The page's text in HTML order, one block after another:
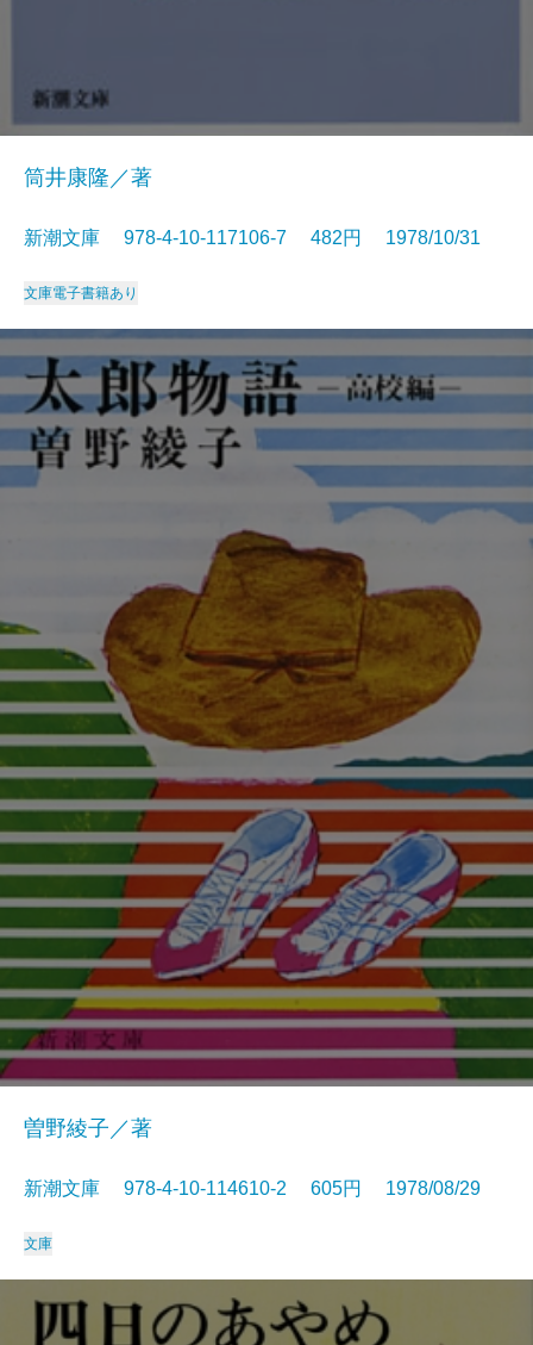
筒井康隆／著
新潮文庫 978-4-10-117106-7 482円 1978/10/31
文庫電子書籍あり
曽野綾子／著
新潮文庫 978-4-10-114610-2 605円 1978/08/29
文庫